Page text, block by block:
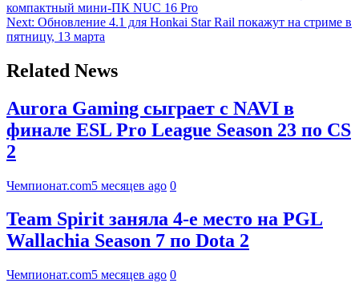
компактный мини-ПК NUC 16 Pro
Next: Обновление 4.1 для Honkai Star Rail покажут на стриме в
пятницу, 13 марта
Related News
Aurora Gaming сыграет с NAVI в
финале ESL Pro League Season 23 по CS
2
Чемпионат.com5 месяцев ago 0
Team Spirit заняла 4-е место на PGL
Wallachia Season 7 по Dota 2
Чемпионат.com5 месяцев ago 0